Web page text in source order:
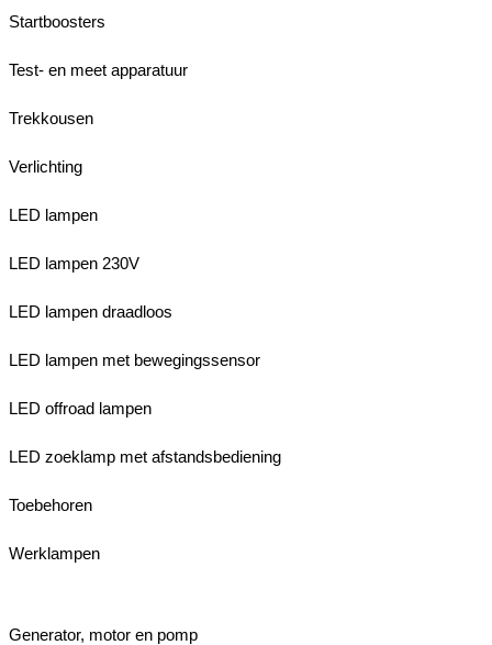
Startboosters
Test- en meet apparatuur
Trekkousen
Verlichting
LED lampen
LED lampen 230V
LED lampen draadloos
LED lampen met bewegingssensor
LED offroad lampen
LED zoeklamp met afstandsbediening
Toebehoren
Werklampen
Generator, motor en pomp